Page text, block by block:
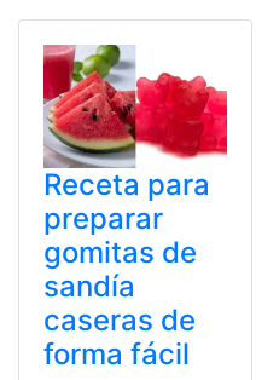
Receta para
preparar
gomitas de
sandía
caseras de
forma fácil